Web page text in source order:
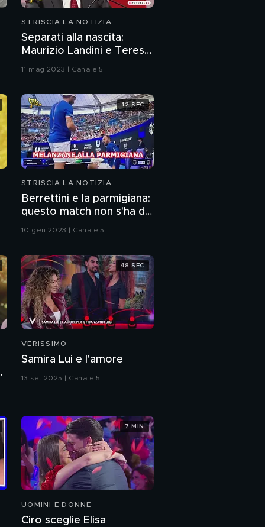
notizia
STRISCIA LA NOTIZIA
Separati alla nascita:
Maurizio Landini e Teresa
dei Legnanesi
11 mag 2023 | Canale 5
STRISCIA LA NOTIZIA
Berrettini e la parmigiana:
questo match non s'ha da
10 gen 2023 | Canale 5
12 SEC
VERISSIMO
Samira Lui e l'amore
13 set 2025 | Canale 5
48 SEC
UOMINI E DONNE
Ciro sceglie Elisa
7 MIN